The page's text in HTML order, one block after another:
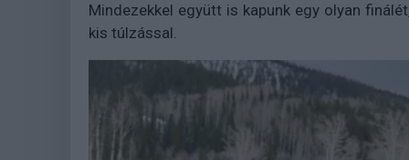
Mindezekkel együtt is kapunk egy olyan
kis túlzással.